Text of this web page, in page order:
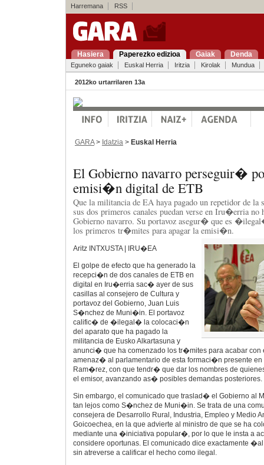
Harremana RSS
Hasiera Paperezko edizioa Gaiak Denda
Eguneko gaiak Euskal Herria Iritzia Kirolak Mundua
2012ko urtarrilaren 13a
GARA> Idatzia > Euskal Herria
El Gobierno navarro perseguir�
emisi�n digital de ETB
Que la militancia de EA haya pagado un repetidor de
sus dos primeros canales puedan verse en Iru�erria no
Gobierno navarro. Su portavoz asegur� que es
los primeros tr�mites para apagar la emisi�n.
Aritz INTXUSTA | IRU�EA
El golpe de efecto que ha generado la
recepci�n de dos canales de ETB en
digital en Iru�erria sac� ayer de sus
casillas al consejero de Cultura y
portavoz del Gobierno, Juan Luis
S�nchez de Muni�in. El portavoz
calific� de �ilegal� la colocaci�n
del aparato que ha pagado la
militancia de Eusko Alkartasuna y
anunci� que ha comenzado los tr�mites para acabar
amenaz� al parlamentario de esta formaci�n presente en
Ram�rez, con que tendr� que dar los nombres de
el emisor, avanzando as� posibles demandas posteriores.
Sin embargo, el comunicado que traslad� el Gobierno al
tan lejos como S�nchez de Muni�in. Se trata de una
consejera de Desarrollo Rural, Industria, Empleo y Medio
Goicoechea, en la que advierte al ministro de que se ha
mediante una �iniciativa popular�, por lo que le insta a
considere oportunas. El comunicado dice exactamente
sin atreverse a calificar el hecho como ilegal.